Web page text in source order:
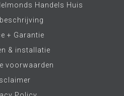
Handels Huis
+ Garantie
& installatie
voorwaarden